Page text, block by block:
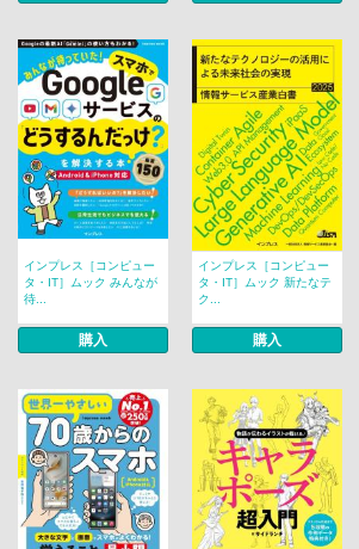
インプレス［コンピュー
タ・IT］ムック みんなが
待...
購入
インプレス［コンピュー
タ・IT］ムック 新たなテ
ク...
購入